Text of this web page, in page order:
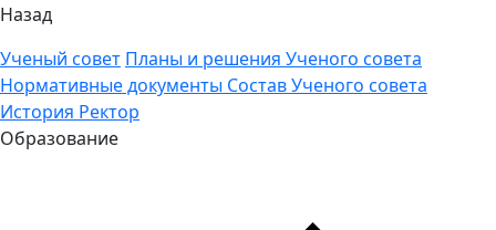
Назад
Ученый совет Планы и решения Ученого совета
Нормативные документы Состав Ученого совета
История Ректор
Образование